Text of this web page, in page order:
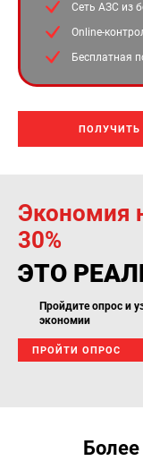
области
Сеть АЗС из
Online-
Бесплатная
ПОЛУЧИТЬ
Экономия
30%
ЭТО
Пройдите опрос и
экономии
ПРОЙТИ ОПРОС
Более